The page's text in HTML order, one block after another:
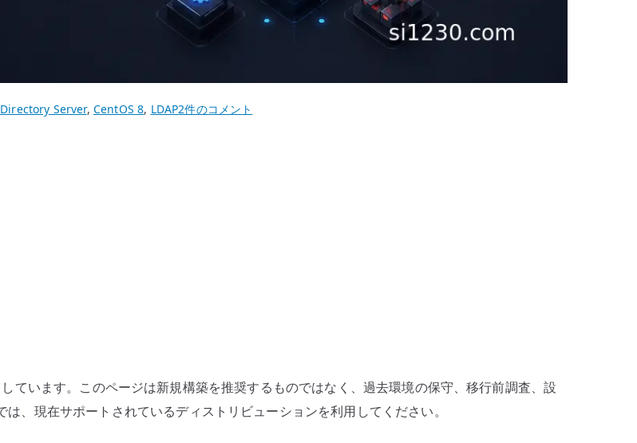
Server, CentOS 8, LDAPCentOS
方
を
2件のコメント
ています。このページは新規構築を推奨するものではなく、過去環境の保守、移行前調査、設
、現在サポートされているディストリビューションを利用してください。